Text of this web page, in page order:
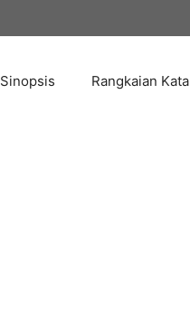
Sinopsis Rangkaian Kata